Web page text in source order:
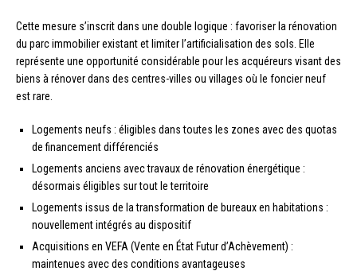
Cette mesure s’inscrit dans une double logique : favoriser la rénovation
du parc immobilier existant et limiter l’artificialisation des sols. Elle
représente une opportunité considérable pour les acquéreurs visant des
biens à rénover dans des centres-villes ou villages où le foncier neuf
est rare.
Logements neufs : éligibles dans toutes les zones avec des quotas
de financement différenciés
Logements anciens avec travaux de rénovation énergétique :
désormais éligibles sur tout le territoire
Logements issus de la transformation de bureaux en habitations :
nouvellement intégrés au dispositif
Acquisitions en VEFA (Vente en État Futur d’Achèvement) :
maintenues avec des conditions avantageuses